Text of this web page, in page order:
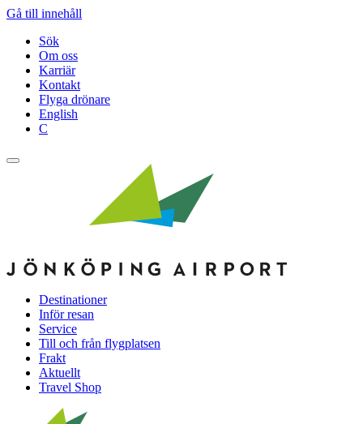
Gå till innehåll
Sök
Om oss
Karriär
Kontakt
Flyga drönare
English
C
Destinationer
Inför resan
Service
Till och från flygplatsen
Frakt
Aktuellt
Travel Shop